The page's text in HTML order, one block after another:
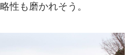
性も磨かれそう。